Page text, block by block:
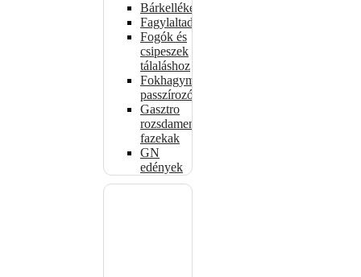
Bárkellékek
Fagylaltadagolók
Fogók és
csipeszek
tálaláshoz
Fokhagymaprések,
passzírozók
Gasztro
rozsdamentes
fazekak
GN
edények